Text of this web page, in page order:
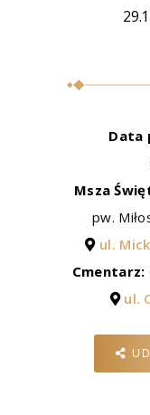
Data
Msza
pw.
ul.
Cmentarz:
ul.